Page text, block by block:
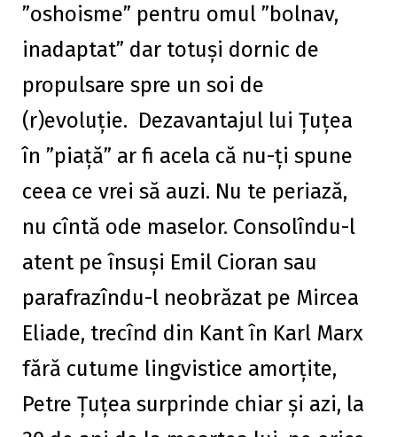
”oshoisme” pentru omul ”bolnav,
inadaptat” dar totuși dornic de
propulsare spre un soi de
(r)evoluție. Dezavantajul lui Țuțea
în ”piață” ar fi acela că nu-ți spune
ceea ce vrei să auzi. Nu te periază,
nu cîntă ode maselor. Consolîndu-l
atent pe însuși Emil Cioran sau
parafrazîndu-l neobrăzat pe Mircea
Eliade, trecînd din Kant în Karl Marx
fără cutume lingvistice amorțite,
Petre Țuțea surprinde chiar și azi, la